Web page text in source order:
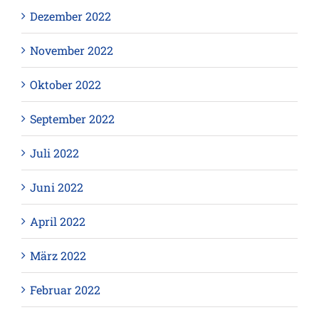
Dezember 2022
November 2022
Oktober 2022
September 2022
Juli 2022
Juni 2022
April 2022
März 2022
Februar 2022